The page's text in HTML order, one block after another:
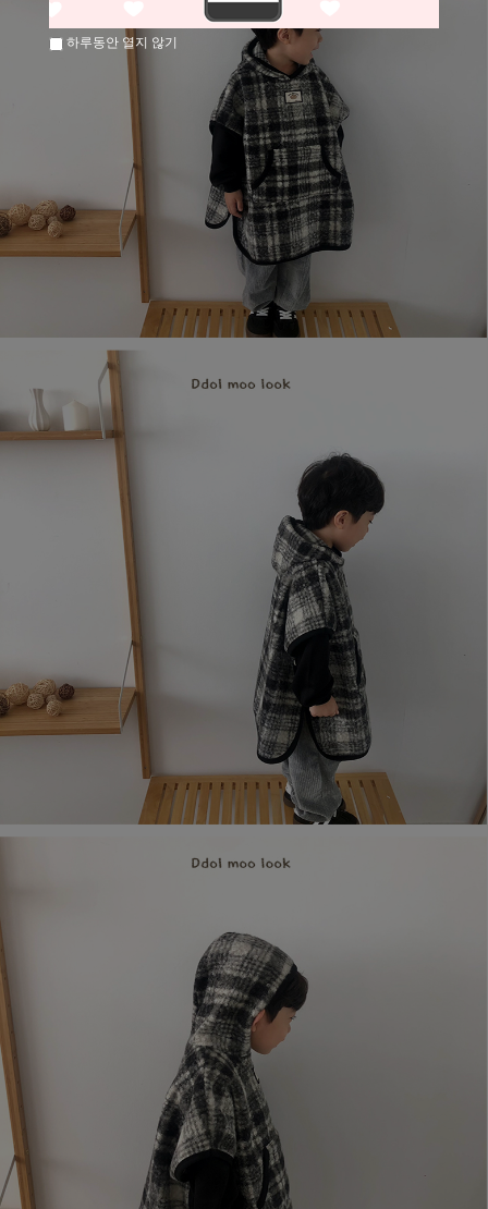
하루동안 열지 않기